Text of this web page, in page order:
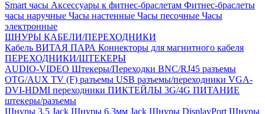
Smart часы Аксессуары к фитнес-браслетам Фитнес-браслеты
часы наручные Часы настенные Часы песочные Часы
электронные
ШНУРЫ КАБЕЛИ/ПЕРЕХОДНИКИ
Кабель ВИТАЯ ПАРА Коннекторы для магнитного кабеля
ПЕРЕХОДНИКИ/ШТЕКЕРЫ
AUDIO-VIDEO Штекеры/Переходки BNC/RJ45 разъемы
OTG/AUX TV (F) разъемы USB разъемы/переходники VGA-
DVI-HDMI переходники ПИКТЕЙЛЫ 3G/4G ПИТАНИЕ
штекеры/разъемы
Шнуры 3.5 Jack Шнуры 6.3мм Jack Шнуры DisplayPort Шнуры